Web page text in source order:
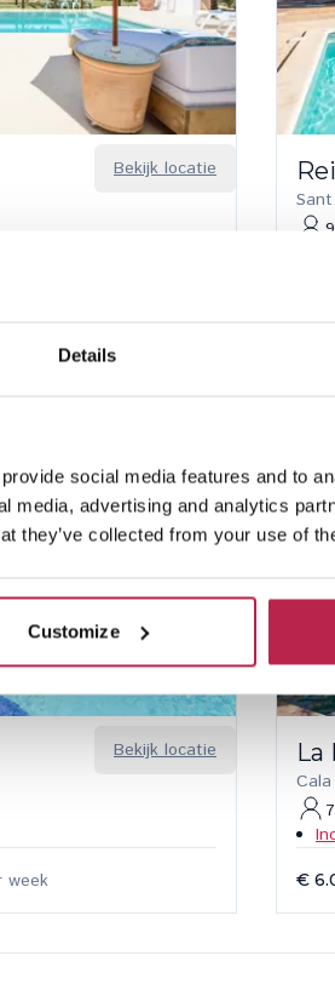
Details
social media features and to
media, advertising and analytics
they’ve collected from your use of
Customize
Bekijk locatie
9
Bekijk locatie
week
La
7
€